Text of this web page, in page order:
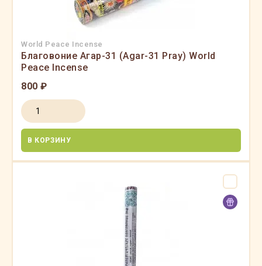
World Peace Incense
Благовоние Агар-31 (Agar-31 Pray) World
Peace Incense
800 ₽
В КОРЗИНУ